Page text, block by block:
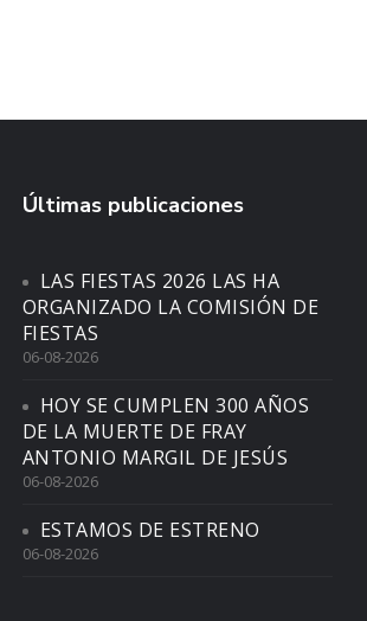
Últimas publicaciones
LAS FIESTAS 2026 LAS HA
ORGANIZADO LA COMISIÓN DE
FIESTAS
06-08-2026
HOY SE CUMPLEN 300 AÑOS
DE LA MUERTE DE FRAY
ANTONIO MARGIL DE JESÚS
06-08-2026
ESTAMOS DE ESTRENO
06-08-2026